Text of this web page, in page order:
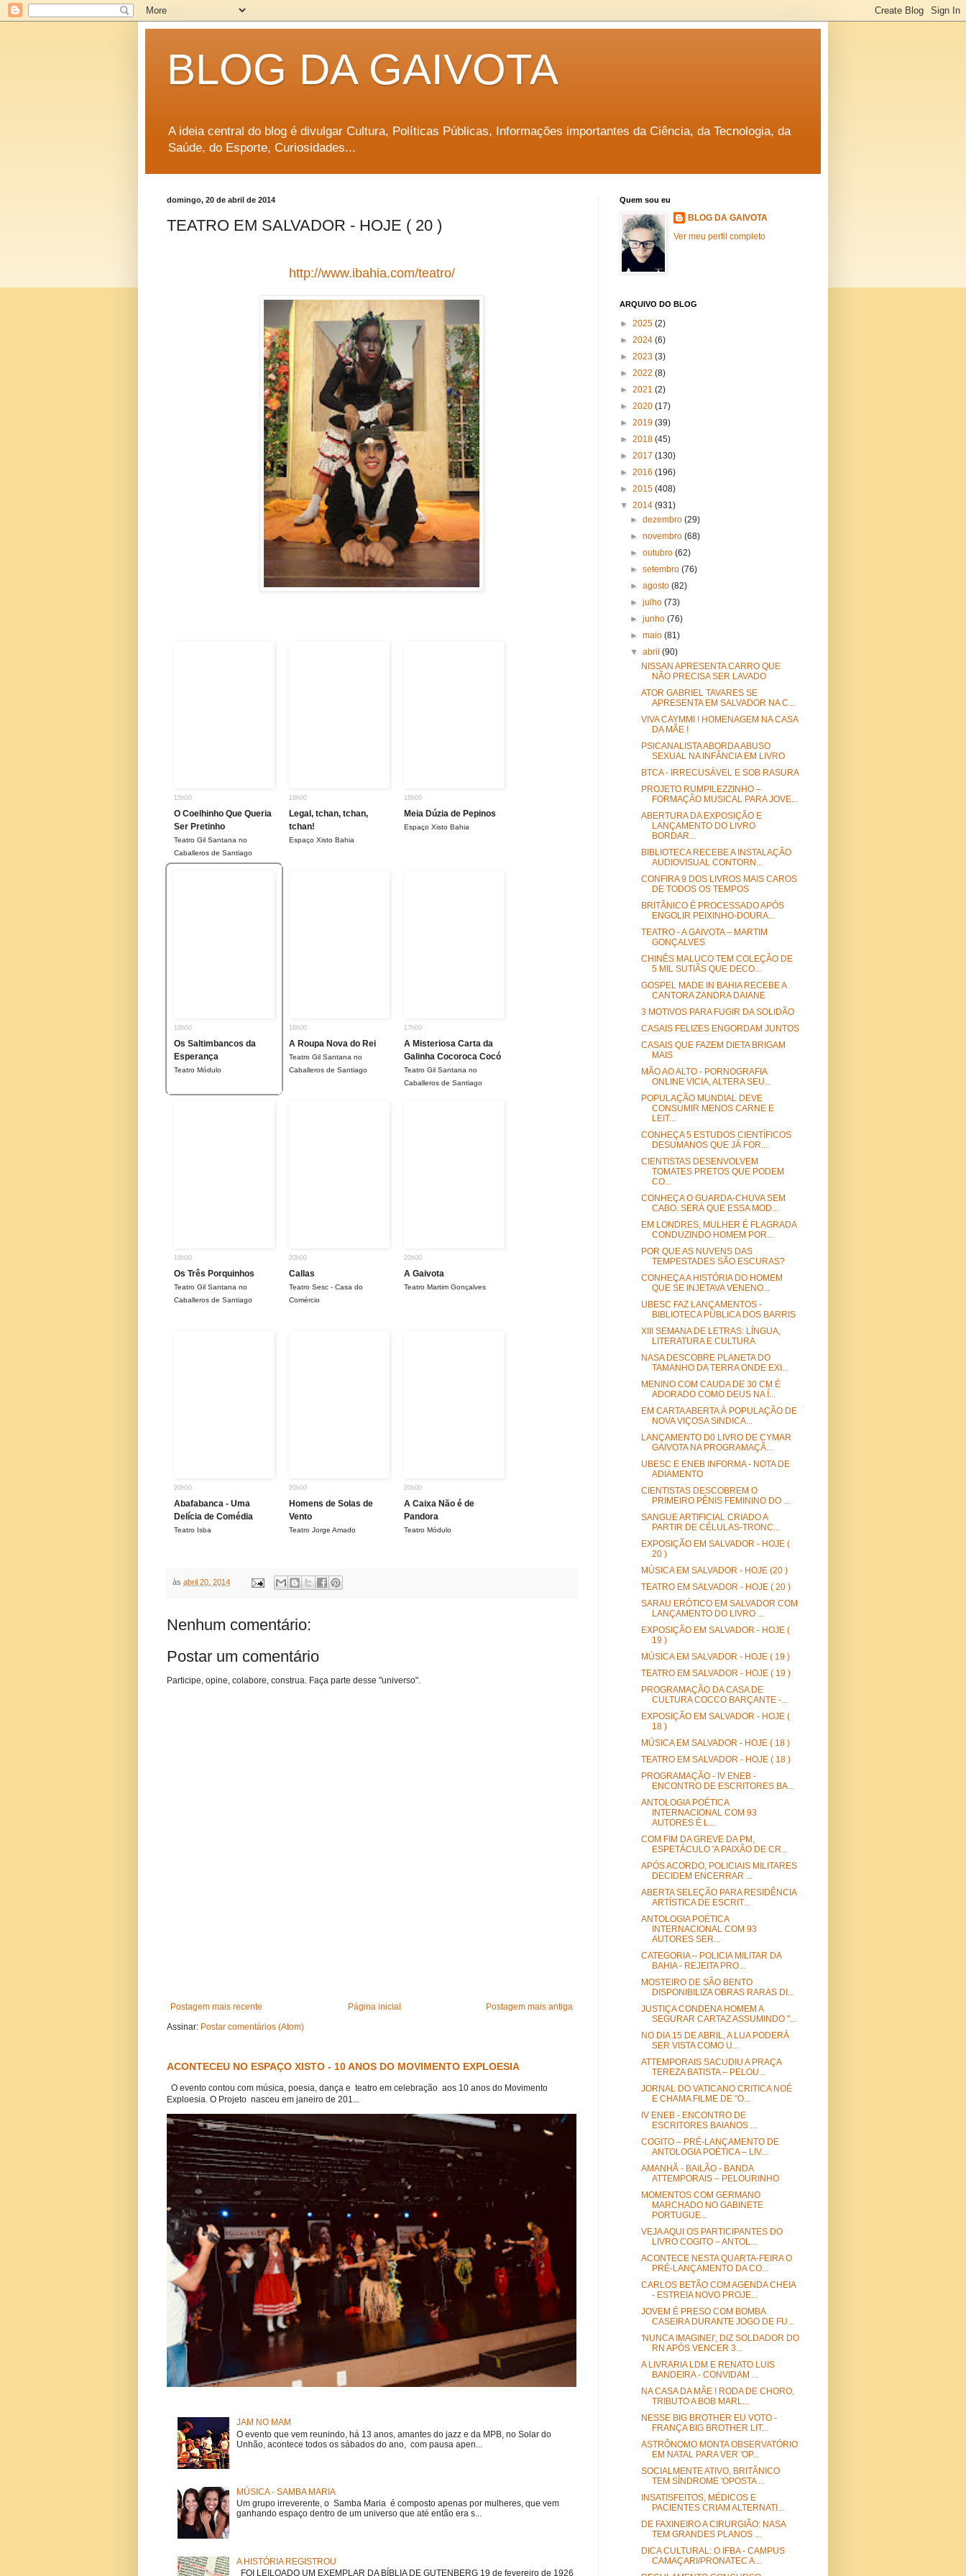
BLOG DA GAIVOTA
A ideia central do blog é divulgar Cultura, Políticas Públicas, Informações importantes da Ciência, da Tecnologia, da
Saúde, do Esporte, Curiosidades...
domingo, 20 de abril de 2014
TEATRO EM SALVADOR - HOJE ( 20 )
http://www.ibahia.com/teatro/
15h00
O Coelhinho Que Queria
Ser Pretinho
Teatro Gil Santana no
Caballeros de Santiago
16h00
Legal, tchan, tchan,
tchan!
Espaço Xisto Bahia
16h00
Meia Dúzia de Pepinos
Espaço Xisto Bahia
16h00
Os Saltimbancos da
Esperança
Teatro Módulo
16h00
A Roupa Nova do Rei
Teatro Gil Santana no
Caballeros de Santiago
17h00
A Misteriosa Carta da
Galinha Cocoroca Cocó
Teatro Gil Santana no
Caballeros de Santiago
18h00
Os Três Porquinhos
Teatro Gil Santana no
Caballeros de Santiago
20h00
Callas
Teatro Sesc - Casa do
Comércio
20h00
A Gaivota
Teatro Martim Gonçalves
20h00
Abafabanca - Uma
Delícia de Comédia
Teatro Isba
20h00
Homens de Solas de
Vento
Teatro Jorge Amado
20h00
A Caixa Não é de
Pandora
Teatro Módulo
às abril 20, 2014
Nenhum comentário:
Postar um comentário
Participe, opine, colabore, construa. Faça parte desse "universo".
Postagem mais recente Postagem mais antiga
Página inicial
Assinar: Postar comentários (Atom)
ACONTECEU NO ESPAÇO XISTO - 10 ANOS DO MOVIMENTO EXPLOESIA
O evento contou com música, poesia, dança e teatro em celebração aos 10 anos do Movimento
Exploesia. O Projeto nasceu em janeiro de 201...
JAM NO MAM
O evento que vem reunindo, há 13 anos, amantes do jazz e da MPB, no Solar do
Unhão, acontece todos os sábados do ano, com pausa apen...
MÚSICA - SAMBA MARIA
Um grupo irreverente, o Samba Maria é composto apenas por mulheres, que vem
ganhando espaço dentro de um universo que até então era s...
A HISTÓRIA REGISTROU
FOI LEILOADO UM EXEMPLAR DA BÍBLIA DE GUTENBERG 19 de fevereiro de 1926
Quem sou eu
BLOG DA GAIVOTA
Ver meu perfil completo
ARQUIVO DO BLOG
► 2025 (2)
► 2024 (6)
► 2023 (3)
► 2022 (8)
► 2021 (2)
► 2020 (17)
► 2019 (39)
► 2018 (45)
► 2017 (130)
► 2016 (196)
► 2015 (408)
▼ 2014 (931)
►dezembro(29)
►novembro(68)
►outubro(62)
►setembro(76)
►agosto(82)
►julho(73)
►junho(76)
►maio(81)
▼abril(90)
NISSAN APRESENTA CARRO QUE
NÃO PRECISA SER LAVADO
ATOR GABRIEL TAVARES SE
APRESENTA EM SALVADOR NA C...
VIVA CAYMMI ! HOMENAGEM NA CASA
DA MÃE !
PSICANALISTA ABORDA ABUSO
SEXUAL NA INFÂNCIA EM LIVRO
BTCA - IRRECUSÁVEL E SOB RASURA
PROJETO RUMPILEZZINHO –
FORMAÇÃO MUSICAL PARA JOVE...
ABERTURA DA EXPOSIÇÃO E
LANÇAMENTO DO LIVRO
BORDAR...
BIBLIOTECA RECEBE A INSTALAÇÃO
AUDIOVISUAL CONTORN...
CONFIRA 9 DOS LIVROS MAIS CAROS
DE TODOS OS TEMPOS
BRITÂNICO É PROCESSADO APÓS
ENGOLIR PEIXINHO-DOURA...
TEATRO - A GAIVOTA – MARTIM
GONÇALVES
CHINÊS MALUCO TEM COLEÇÃO DE
5 MIL SUTIÃS QUE DECO...
GOSPEL MADE IN BAHIA RECEBE A
CANTORA ZANDRA DAIANE
3 MOTIVOS PARA FUGIR DA SOLIDÃO
CASAIS FELIZES ENGORDAM JUNTOS
CASAIS QUE FAZEM DIETA BRIGAM
MAIS
MÃO AO ALTO - PORNOGRAFIA
ONLINE VICIA, ALTERA SEU...
POPULAÇÃO MUNDIAL DEVE
CONSUMIR MENOS CARNE E
LEIT...
CONHEÇA 5 ESTUDOS CIENTÍFICOS
DESUMANOS QUE JÁ FOR...
CIENTISTAS DESENVOLVEM
TOMATES PRETOS QUE PODEM
CO...
CONHEÇA O GUARDA-CHUVA SEM
CABO. SERÁ QUE ESSA MOD...
EM LONDRES, MULHER É FLAGRADA
CONDUZINDO HOMEM POR...
POR QUE AS NUVENS DAS
TEMPESTADES SÃO ESCURAS?
CONHEÇA A HISTÓRIA DO HOMEM
QUE SE INJETAVA VENENO...
UBESC FAZ LANÇAMENTOS -
BIBLIOTECA PÚBLICA DOS BARRIS
XIII SEMANA DE LETRAS: LÍNGUA,
LITERATURA E CULTURA
NASA DESCOBRE PLANETA DO
TAMANHO DA TERRA ONDE EXI...
MENINO COM CAUDA DE 30 CM É
ADORADO COMO DEUS NA Í...
EM CARTA ABERTA À POPULAÇÃO DE
NOVA VIÇOSA SINDICA...
LANÇAMENTO D0 LIVRO DE CYMAR
GAIVOTA NA PROGRAMAÇÃ...
UBESC E ENEB INFORMA - NOTA DE
ADIAMENTO
CIENTISTAS DESCOBREM O
PRIMEIRO PÊNIS FEMININO DO ...
SANGUE ARTIFICIAL CRIADO A
PARTIR DE CÉLULAS-TRONC...
EXPOSIÇÃO EM SALVADOR - HOJE (
20 )
MÚSICA EM SALVADOR - HOJE (20 )
TEATRO EM SALVADOR - HOJE ( 20 )
SARAU ERÓTICO EM SALVADOR COM
LANÇAMENTO DO LIVRO ...
EXPOSIÇÃO EM SALVADOR - HOJE (
19 )
MÚSICA EM SALVADOR - HOJE ( 19 )
TEATRO EM SALVADOR - HOJE ( 19 )
PROGRAMAÇÃO DA CASA DE
CULTURA COCCO BARÇANTE -...
EXPOSIÇÃO EM SALVADOR - HOJE (
18 )
MÚSICA EM SALVADOR - HOJE ( 18 )
TEATRO EM SALVADOR - HOJE ( 18 )
PROGRAMAÇÃO - IV ENEB -
ENCONTRO DE ESCRITORES BA...
ANTOLOGIA POÉTICA
INTERNACIONAL COM 93
AUTORES É L...
COM FIM DA GREVE DA PM,
ESPETÁCULO 'A PAIXÃO DE CR...
APÓS ACORDO, POLICIAIS MILITARES
DECIDEM ENCERRAR ...
ABERTA SELEÇÃO PARA RESIDÊNCIA
ARTÍSTICA DE ESCRIT...
ANTOLOGIA POÉTICA
INTERNACIONAL COM 93
AUTORES SER...
CATEGORIA – POLICIA MILITAR DA
BAHIA - REJEITA PRO...
MOSTEIRO DE SÃO BENTO
DISPONIBILIZA OBRAS RARAS DI...
JUSTIÇA CONDENA HOMEM A
SEGURAR CARTAZ ASSUMINDO "...
NO DIA 15 DE ABRIL, A LUA PODERÁ
SER VISTA COMO U...
ATTEMPORAIS SACUDIU A PRAÇA
TEREZA BATISTA – PELOU...
JORNAL DO VATICANO CRITICA NOÉ
E CHAMA FILME DE "O...
IV ENEB - ENCONTRO DE
ESCRITORES BAIANOS ...
COGITO – PRÉ-LANÇAMENTO DE
ANTOLOGIA POÉTICA – LIV...
AMANHÃ - BAILÃO - BANDA
ATTEMPORAIS – PELOURINHO
MOMENTOS COM GERMANO
MARCHADO NO GABINETE
PORTUGUE...
VEJA AQUI OS PARTICIPANTES DO
LIVRO COGITO – ANTOL...
ACONTECE NESTA QUARTA-FEIRA O
PRÉ-LANÇAMENTO DA CO...
CARLOS BETÃO COM AGENDA CHEIA
- ESTREIA NOVO PROJE...
JOVEM É PRESO COM BOMBA
CASEIRA DURANTE JOGO DE FU...
'NUNCA IMAGINEI', DIZ SOLDADOR DO
RN APÓS VENCER 3...
A LIVRARIA LDM E RENATO LUIS
BANDEIRA - CONVIDAM ...
NA CASA DA MÃE ! RODA DE CHORO,
TRIBUTO A BOB MARL...
NESSE BIG BROTHER EU VOTO -
FRANÇA BIG BROTHER LIT...
ASTRÔNOMO MONTA OBSERVATÓRIO
EM NATAL PARA VER 'OP...
SOCIALMENTE ATIVO, BRITÂNICO
TEM SÍNDROME 'OPOSTA ...
INSATISFEITOS, MÉDICOS E
PACIENTES CRIAM ALTERNATI...
DE FAXINEIRO A CIRURGIÃO: NASA
TEM GRANDES PLANOS ...
DICA CULTURAL: O IFBA - CAMPUS
CAMAÇARI/PRONATEC A...